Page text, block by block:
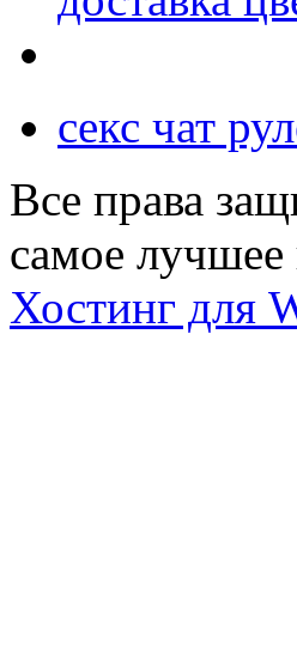
секс чат
Все права
самое лучшее
Хостинг для